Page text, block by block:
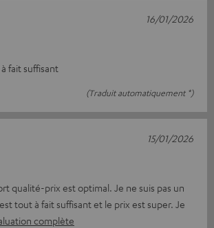
fait suffisant
(Traduit automatiquement *)
16/01/2026
qualité-prix est optimal. Je ne suis pas un
tout à fait suffisant et le prix est super. Je
complète
15/01/2026